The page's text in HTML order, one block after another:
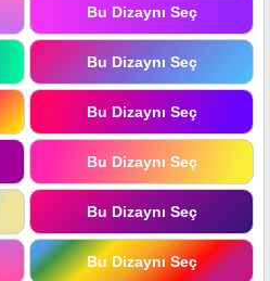
Bu Dizaynı Seç
Bu Dizaynı Seç
Bu Dizaynı Seç
Bu Dizaynı Seç
Bu Dizaynı Seç
Bu Dizaynı Seç